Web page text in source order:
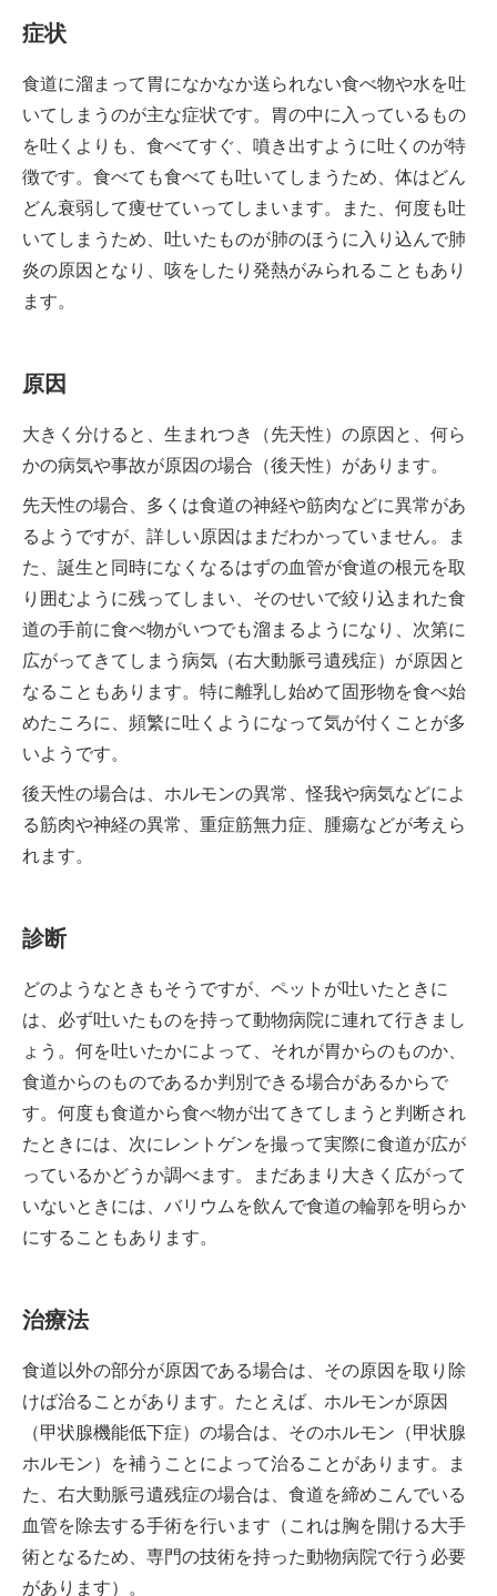
症状
食道に溜まって胃になかなか送られない食べ物や水を吐
いてしまうのが主な症状です。胃の中に入っているもの
を吐くよりも、食べてすぐ、噴き出すように吐くのが特
徴です。食べても食べても吐いてしまうため、体はどん
どん衰弱して痩せていってしまいます。また、何度も吐
いてしまうため、吐いたものが肺のほうに入り込んで肺
炎の原因となり、咳をしたり発熱がみられることもあり
ます。
原因
大きく分けると、生まれつき（先天性）の原因と、何ら
かの病気や事故が原因の場合（後天性）があります。
先天性の場合、多くは食道の神経や筋肉などに異常があ
るようですが、詳しい原因はまだわかっていません。ま
た、誕生と同時になくなるはずの血管が食道の根元を取
り囲むように残ってしまい、そのせいで絞り込まれた食
道の手前に食べ物がいつでも溜まるようになり、次第に
広がってきてしまう病気（右大動脈弓遺残症）が原因と
なることもあります。特に離乳し始めて固形物を食べ始
めたころに、頻繁に吐くようになって気が付くことが多
いようです。
後天性の場合は、ホルモンの異常、怪我や病気などによ
る筋肉や神経の異常、重症筋無力症、腫瘍などが考えら
れます。
診断
どのようなときもそうですが、ペットが吐いたときに
は、必ず吐いたものを持って動物病院に連れて行きまし
ょう。何を吐いたかによって、それが胃からのものか、
食道からのものであるか判別できる場合があるからで
す。何度も食道から食べ物が出てきてしまうと判断され
たときには、次にレントゲンを撮って実際に食道が広が
っているかどうか調べます。まだあまり大きく広がって
いないときには、バリウムを飲んで食道の輪郭を明らか
にすることもあります。
治療法
食道以外の部分が原因である場合は、その原因を取り除
けば治ることがあります。たとえば、ホルモンが原因
（甲状腺機能低下症）の場合は、そのホルモン（甲状腺
ホルモン）を補うことによって治ることがあります。ま
た、右大動脈弓遺残症の場合は、食道を締めこんでいる
血管を除去する手術を行います（これは胸を開ける大手
術となるため、専門の技術を持った動物病院で行う必要
があります）。